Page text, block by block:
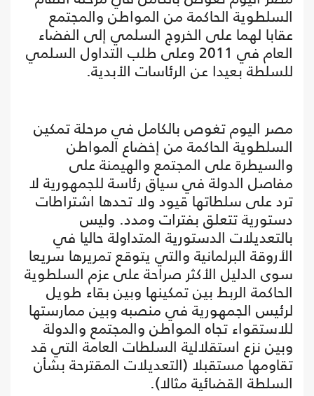
السلطوية الحاكمة من المواطن والمجتمع
عقابا لهما على الخروج السلمي إلى الفضاء
العام في 2011 وعلى طلب التداول السلمي
للسلطة بعيدا عن الرئاسات الأبدية.
مصر اليوم تغوص بالكامل في مرحلة تمكين
السلطوية الحاكمة من إخضاع المواطن
والسيطرة على المجتمع والهيمنة على
مفاصل الدولة في سياق رئاسة للجمهورية لا
ترد على سلطاتها قيود ولا تحدها اشتراطات
دستورية تتعلق بفترات ومدد. وليس
بالتعديلات الدستورية المتداولة حاليا في
الأروقة البرلمانية والتي يتوقع تمريرها سريعا
سوى الدليل الأكثر صراحة على عزم السلطوية
الحاكمة الربط بين تمكينها وبين بقاء طويل
لرئيس الجمهورية في منصبه وبين ممارستها
للاستقواء تجاه المواطن والمجتمع والدولة
وبين نزع استقلالية السلطات العامة التي قد
تقاومها مستقبلا (التعديلات المقترحة بشأن
السلطة القضائية مثالا).